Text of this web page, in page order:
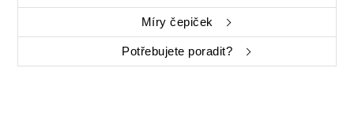
Míry čepiček
Potřebujete poradit?